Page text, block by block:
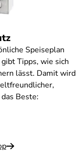
Speiseplan
Tipps, wie sich
lässt. Damit wird
Beste: